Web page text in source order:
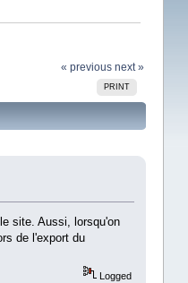
« previous next »
PRINT
site. Aussi, lorsqu'on
de l'export du
Logged